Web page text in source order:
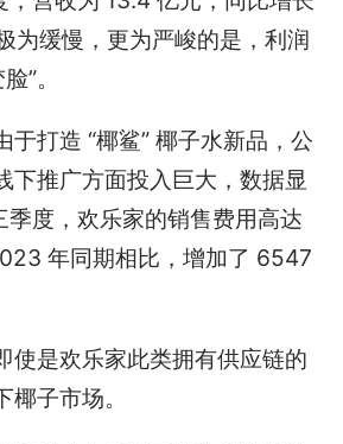
为缓慢，更为严峻的是，利润
”。
于打造 “椰鲨” 椰子水新品，公
下推广方面投入巨大，数据显
度，欢乐家的销售费用高达
年同期相比，增加了 6547
使是欢乐家此类拥有供应链的
子市场。